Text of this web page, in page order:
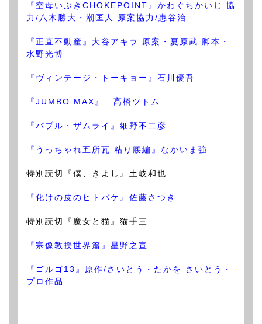
『空母いぶきCHOKEPOINT』かわぐちかいじ 協
力/八木勝大・潮匡人 原案協力/惠谷治
『正直不動産』大谷アキラ 原案・夏原武 脚本・
水野光博
『ヴィンテージ・トーキョー』石川優吾
『JUMBO MAX』 髙橋ツトム
『バブル・ザムライ』細野不二彦
『うっちゃれ五所瓦 粘り腰編』なかいま強
特別読切『僕、きよし』土岐和也
『化けの皮のヒトバケ』佐藤さつき
特別読切『魔女と猫』猫手三
『宗像教授世界篇』星野之宣
『ゴルゴ13』原作/さいとう・たかを さいとう・
プロ作品